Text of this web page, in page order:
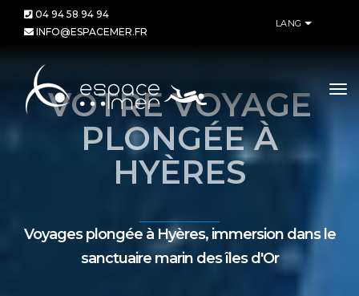
04 94 58 94 94
INFO@ESPACEMER.FR
LANG
VOTRE VOYAGE
PLONGÉE À
HYÈRES
Voyages plongée à Hyères, immersion dans le
sanctuaire marin des îles d'Or